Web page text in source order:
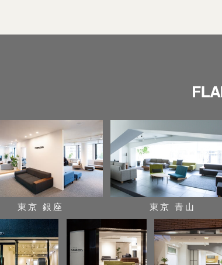
東京 銀座 東京 青山